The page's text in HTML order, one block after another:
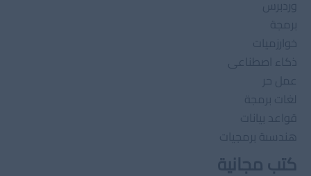
وردبرس
برمجة
خوارزميات
ذكاء اصطناعى
عمل حر
لغات برمجة
قواعد بيانات
هندسىة برمجيات
كتب مجانية